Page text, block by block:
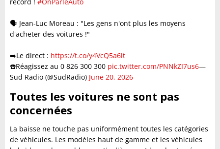
🗣️ Jean-Luc Moreau : "Les gens n'ont plus les moyens
d'acheter des voitures !"
➡️Le direct : https://t.co/y4VcQ5a6lt
☎️Réagissez au 0 826 300 300 pic.twitter.com/PNNkZI7us6—
Sud Radio (@SudRadio) June 20, 2026
Toutes les voitures ne sont pas
concernées
La baisse ne touche pas uniformément toutes les catégories
de véhicules. Les modèles haut de gamme et les véhicules